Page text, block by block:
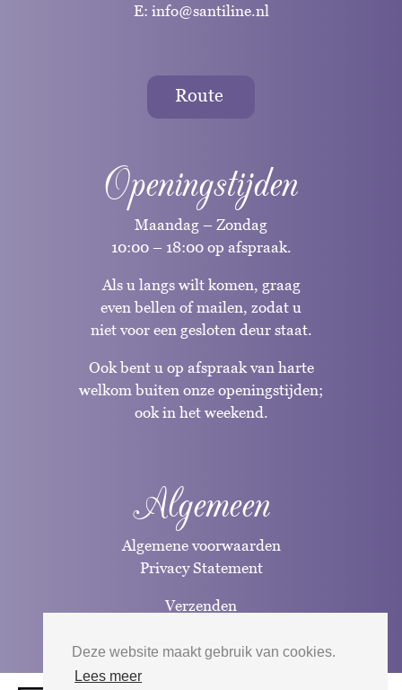
Deze website maakt gebruik van cookies.
Lees meer
E: info@santiline.nl
Route
Openingstijden
Maandag – Zondag
10:00 – 18:00 op afspraak.
Als u langs wilt komen, graag
even bellen of mailen, zodat u
niet voor een gesloten deur staat.
Ook bent u op afspraak van harte
welkom buiten onze openingstijden;
ook in het weekend.
Algemeen
Algemene voorwaarden
Privacy Statement
Verzenden